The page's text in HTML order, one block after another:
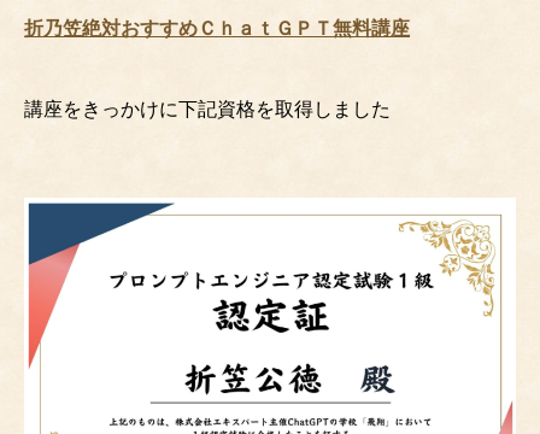
折乃笠絶対おすすめＣｈａｔＧＰＴ無料講座
講座をきっかけに下記資格を取得しました